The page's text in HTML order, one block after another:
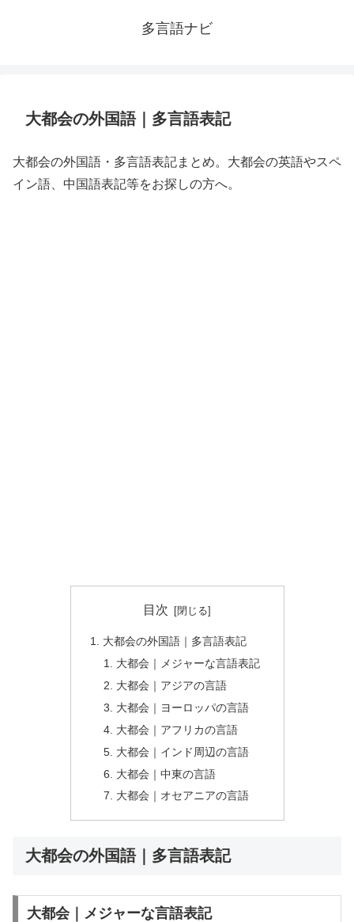
多言語ナビ
大都会の外国語｜多言語表記
大都会の外国語・多言語表記まとめ。大都会の英語やスペ
イン語、中国語表記等をお探しの方へ。
目次
大都会の外国語｜多言語表記
大都会｜メジャーな言語表記
大都会｜アジアの言語
大都会｜ヨーロッパの言語
大都会｜アフリカの言語
大都会｜インド周辺の言語
大都会｜中東の言語
大都会｜オセアニアの言語
大都会の外国語｜多言語表記
大都会｜メジャーな言語表記